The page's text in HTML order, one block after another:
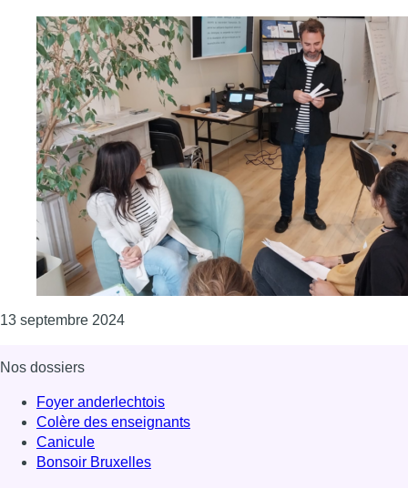
13 septembre 2024Consulter l'article "Le CEJI lance son son
Nos dossiers
Foyer anderlechtois
Colère des enseignants
Canicule
Bonsoir Bruxelles